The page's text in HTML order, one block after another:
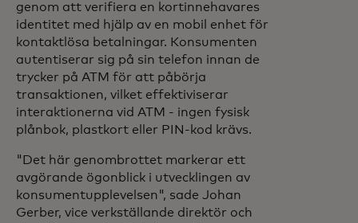
genom att verifiera en kortinnehavares
identitet med hjälp av en mobil enhet för
kontaktlösa betalningar. Konsumenten
autentiserar sig på sin telefon innan de
trycker på ATM för att påbörja
transaktionen, vilket effektiviserar
interaktionerna vid ATM - ingen fysisk
plånbok, plastkort eller PIN-kod krävs.
"Det här genombrottet markerar ett
avgörande ögonblick i utvecklingen av
konsumentupplevelsen", sade Johan
Gerber, vice verkställande direktör och